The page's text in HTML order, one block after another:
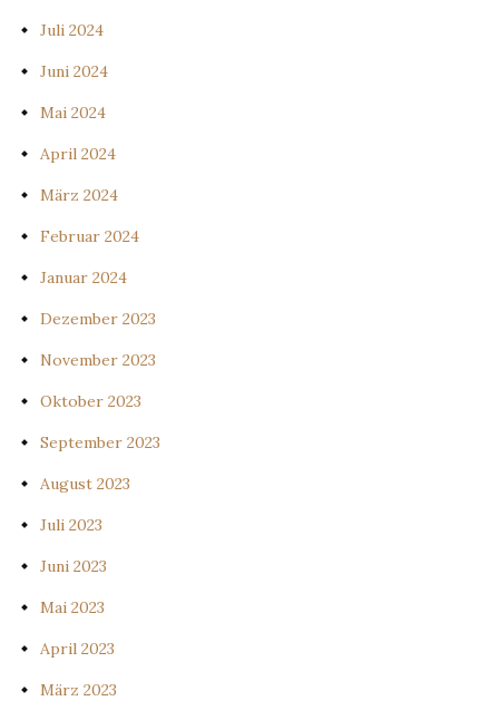
Juli 2024
Juni 2024
Mai 2024
April 2024
März 2024
Februar 2024
Januar 2024
Dezember 2023
November 2023
Oktober 2023
September 2023
August 2023
Juli 2023
Juni 2023
Mai 2023
April 2023
März 2023